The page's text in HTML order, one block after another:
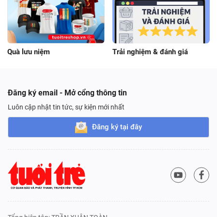
Quà lưu niệm Trải nghiệm & đánh giá
Đăng ký email - Mở cổng thông tin
Luôn cập nhật tin tức, sự kiện mới nhất
Đăng ký tại đây